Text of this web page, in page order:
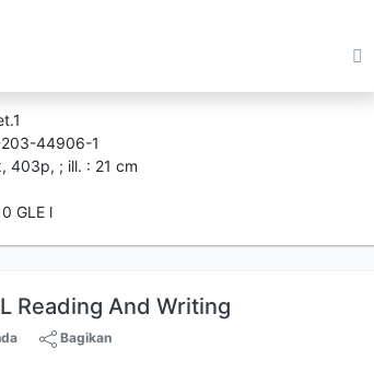
44906-1
403p, ; ill. : 21 cm
GLE l
Reading And Writing
Bagikan